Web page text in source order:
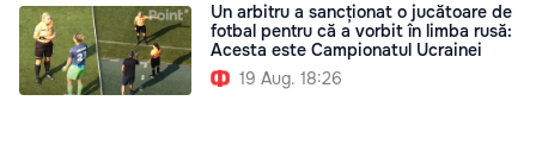
Un arbitru a sancționat o jucătoare de
fotbal pentru că a vorbit în limba rusă:
Acesta este Campionatul Ucrainei
19 Aug. 18:26